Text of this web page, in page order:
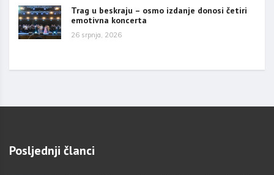
Trag u beskraju – osmo izdanje donosi četiri
emotivna koncerta
26 srpnja, 2026
Posljednji članci